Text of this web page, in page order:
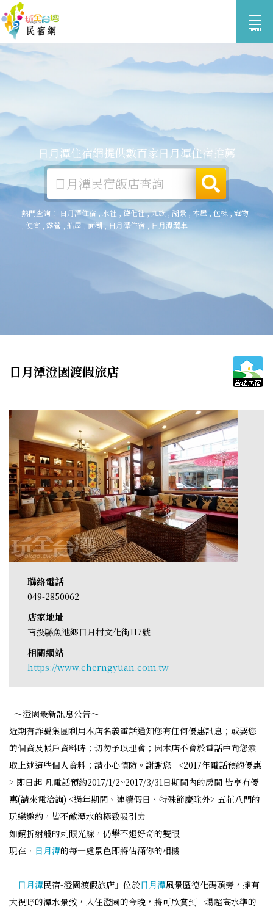
日月潭住宿網提供數百家日月潭住宿推薦
熱門查詢： 日月潭住宿 水社 德化社,九族,湖景 木屋 包棟,寵物
便宜 露營 船屋 ,面湖 日月潭住宿 日月潭纜車
日月潭澄園渡假旅店
聯絡電話
049-2850062
店家地址
南投縣魚池鄉日月村文化街117號
相關網站
https://www.cherngyuan.com.tw
～澄園最新訊息公告～
近期有詐騙集團利用本店名義電話通知您有任何優惠訊息；或要您
的個資及帳戶資料時；切勿予以理會；因本店不會於電話中向您索
取上述這些個人資料；請小心慎防。謝謝您 <2017年電話預約優惠
> 即日起 凡電話預約2017/1/2~2017/3/31日期間內的房間 皆享有優
惠(請來電洽詢) <過年期間、連續假日、特殊節慶除外> 五花八門的
玩樂邀約，皆不敵潭水的極致吸引力
如鏡折射般的刺眼光線，仍擊不退好奇的雙眼
現在． 日月潭的每一處景色即將佔滿你的相機
「日月潭民宿-澄園渡假旅店」位於日月潭風景區德化碼頭旁，擁有
大視野的潭水景致，入住澄園的今晚，將可欣賞到一場超高水準的